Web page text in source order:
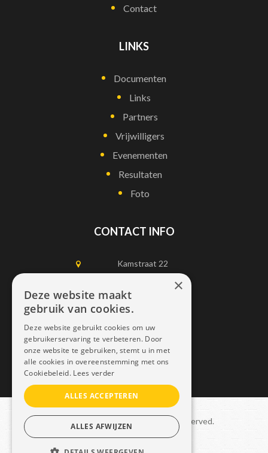
Contact
LINKS
Documenten
Links
Partners
Vrijwilligers
Evenementen
Resultaten
Foto
CONTACT INFO
Kamstraat 22
1750 Lennik
0497452898
info@dais.be
Copyright © 2021 Dais. All rights reserved.
Sitemap–GDPR
×
Deze website maakt
gebruik van cookies.
Deze website gebruikt cookies om uw
gebruikerservaring te verbeteren. Door
onze website te gebruiken, stemt u in met
alle cookies in overeenstemming met ons
Cookiebeleid. Lees verder
ALLES ACCEPTEREN
ALLES AFWIJZEN